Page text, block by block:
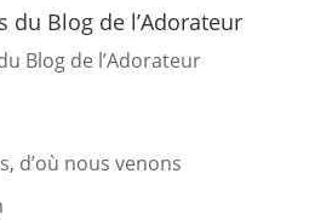
du Blog de l’Adorateur
Blog de l’Adorateur
d’où nous venons